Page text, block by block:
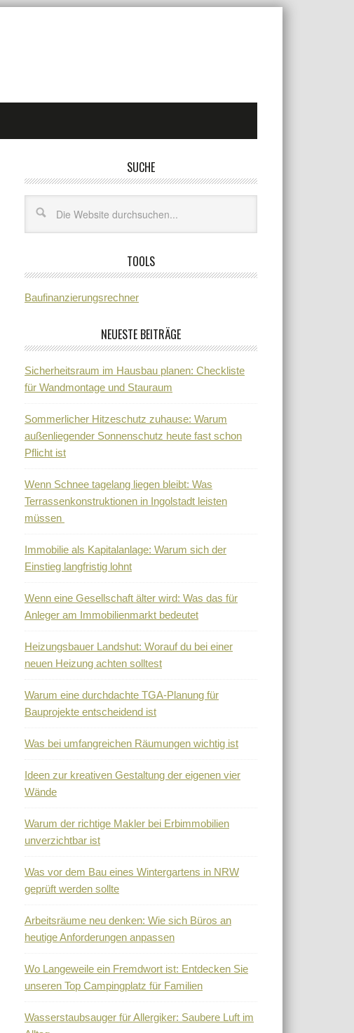
SUCHE
TOOLS
Baufinanzierungsrechner
NEUESTE BEITRÄGE
Sicherheitsraum im Hausbau planen: Checkliste
für Wandmontage und Stauraum
Sommerlicher Hitzeschutz zuhause: Warum
außenliegender Sonnenschutz heute fast schon
Pflicht ist
Wenn Schnee tagelang liegen bleibt: Was
Terrassenkonstruktionen in Ingolstadt leisten
müssen
Immobilie als Kapitalanlage: Warum sich der
Einstieg langfristig lohnt
Wenn eine Gesellschaft älter wird: Was das für
Anleger am Immobilienmarkt bedeutet
Heizungsbauer Landshut: Worauf du bei einer
neuen Heizung achten solltest
Warum eine durchdachte TGA-Planung für
Bauprojekte entscheidend ist
Was bei umfangreichen Räumungen wichtig ist
Ideen zur kreativen Gestaltung der eigenen vier
Wände
Warum der richtige Makler bei Erbimmobilien
unverzichtbar ist
Was vor dem Bau eines Wintergartens in NRW
geprüft werden sollte
Arbeitsräume neu denken: Wie sich Büros an
heutige Anforderungen anpassen
Wo Langeweile ein Fremdwort ist: Entdecken Sie
unseren Top Campingplatz für Familien
Wasserstaubsauger für Allergiker: Saubere Luft im